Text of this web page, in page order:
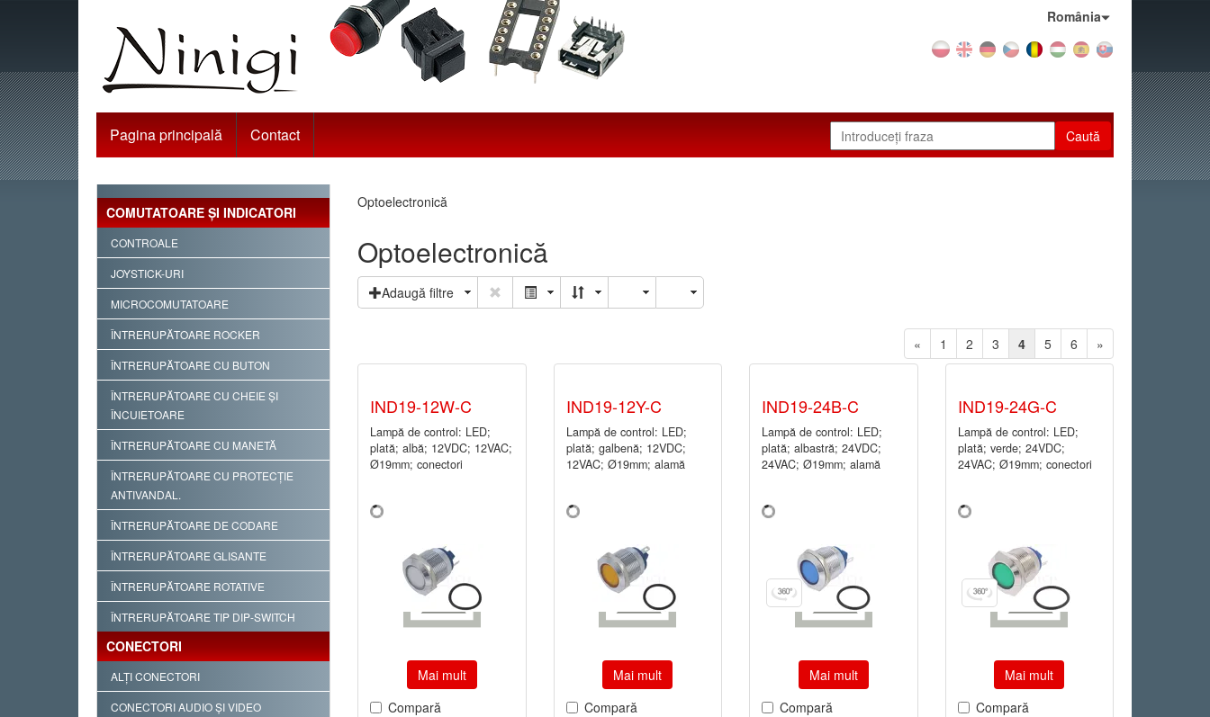
România
Pagina principală Contact Caută
COMUTATOARE ŞI INDICATORI
CONTROALE
JOYSTICK-URI
MICROCOMUTATOARE
ÎNTRERUPĂTOARE ROCKER
ÎNTRERUPĂTOARE CU BUTON
ÎNTRERUPĂTOARE CU CHEIE ŞI
ÎNCUIETOARE
ÎNTRERUPĂTOARE CU MANETĂ
ÎNTRERUPĂTOARE CU PROTECŢIE
ANTIVANDAL.
ÎNTRERUPĂTOARE DE CODARE
ÎNTRERUPĂTOARE GLISANTE
ÎNTRERUPĂTOARE ROTATIVE
ÎNTRERUPĂTOARE TIP DIP-SWITCH
CONECTORI
ALŢI CONECTORI
CONECTORI AUDIO ŞI VIDEO
Optoelectronică
Optoelectronică
Adaugă filtre
« 1 2 3 4 5 6 »
IND19-12W-C
Lampă de control: LED;
plată; albă; 12VDC; 12VAC;
Ø19mm; conectori
Mai mult
Compară
IND19-12Y-C
Lampă de control: LED;
plată; galbenă; 12VDC;
12VAC; Ø19mm; alamă
Mai mult
Compară
IND19-24B-C
Lampă de control: LED;
plată; albastră; 24VDC;
24VAC; Ø19mm; alamă
Mai mult
Compară
IND19-24G-C
Lampă de control: LED;
plată; verde; 24VDC;
24VAC; Ø19mm; conectori
Mai mult
Compară